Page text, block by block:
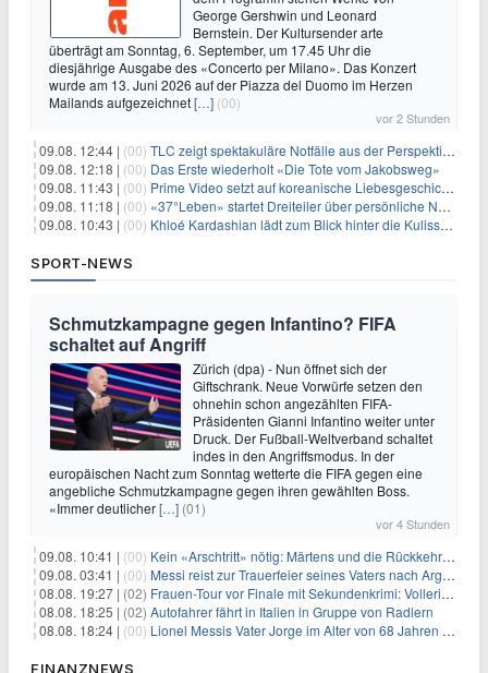
George Gershwin und Leonard
Bernstein. Der Kultursender arte
überträgt am Sonntag, 6. September, um 17.45 Uhr die
diesjährige Ausgabe des «Concerto per Milano». Das Konzert
wurde am 13. Juni 2026 auf der Piazza del Duomo im Herzen
Mailands aufgezeichnet[…] (00)
vor 2 Stunden
09.08. 12:44 | (00) TLC zeigt spektakuläre Notfälle aus der Perspektive der Patienten
09.08. 12:18 | (00) Das Erste wiederholt «Die Tote vom Jakobsweg»
09.08. 11:43 | (00) Prime Video setzt auf koreanische Liebesgeschichte
09.08. 11:18 | (00) «37°Leben» startet Dreiteiler über persönliche Neuanfänge
09.08. 10:43 | (00) Khloé Kardashian lädt zum Blick hinter die Kulissen ihres Freundeskreises
SPORT-NEWS
Schmutzkampagne gegen Infantino? FIFA
schaltet auf Angriff
Zürich (dpa) - Nun öffnet sich der
Giftschrank. Neue Vorwürfe setzen den
ohnehin schon angezählten FIFA-
Präsidenten Gianni Infantino weiter unter
Druck. Der Fußball-Weltverband schaltet
indes in den Angriffsmodus. In der
europäischen Nacht zum Sonntag wetterte die FIFA gegen eine
angebliche Schmutzkampagne gegen ihren gewählten Boss.
«Immer deutlicher[…] (01)
vor 4 Stunden
09.08. 10:41 | (00) Kein «Arschtritt» nötig: Märtens und die Rückkehr nach Paris
09.08. 03:41 | (00) Messi reist zur Trauerfeier seines Vaters nach Argentinien
08.08. 19:27 | (02) Frauen-Tour vor Finale mit Sekundenkrimi: Vollering in Gelb
08.08. 18:25 | (02) Autofahrer fährt in Italien in Gruppe von Radlern
08.08. 18:24 | (00) Lionel Messis Vater Jorge im Alter von 68 Jahren gestorben
FINANZNEWS